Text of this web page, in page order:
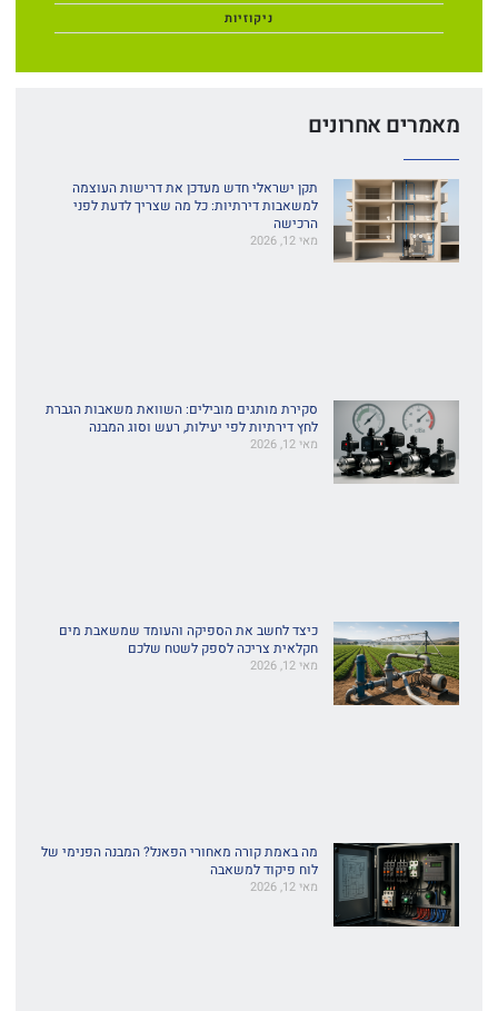
ניקוזיות
מאמרים אחרונים
תקן ישראלי חדש מעדכן את דרישות העוצמה
למשאבות דירתיות: כל מה שצריך לדעת לפני
הרכישה
מאי 12, 2026
סקירת מותגים מובילים: השוואת משאבות הגברת
לחץ דירתיות לפי יעילות, רעש וסוג המבנה
מאי 12, 2026
כיצד לחשב את הספיקה והעומד שמשאבת מים
חקלאית צריכה לספק לשטח שלכם
מאי 12, 2026
מה באמת קורה מאחורי הפאנל? המבנה הפנימי של
לוח פיקוד למשאבה
מאי 12, 2026